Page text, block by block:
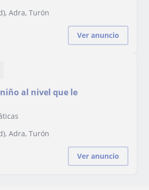
Adra, Turón
Ver anuncio
al nivel que le
Adra, Turón
Ver anuncio